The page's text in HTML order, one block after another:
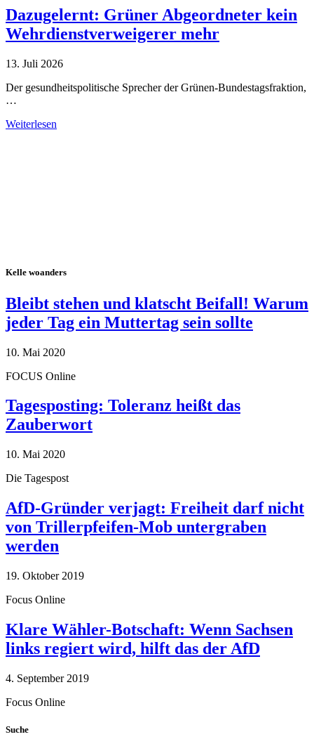
Dazugelernt: Grüner Abgeordneter kein
Wehrdienstverweigerer mehr
13. Juli 2026
Der gesundheitspolitische Sprecher der Grünen-Bundestagsfraktion,
…
Weiterlesen
Kelle woanders
Bleibt stehen und klatscht Beifall! Warum
jeder Tag ein Muttertag sein sollte
10. Mai 2020
FOCUS Online
Tagesposting: Toleranz heißt das
Zauberwort
10. Mai 2020
Die Tagespost
AfD-Gründer verjagt: Freiheit darf nicht
von Trillerpfeifen-Mob untergraben
werden
19. Oktober 2019
Focus Online
Klare Wähler-Botschaft: Wenn Sachsen
links regiert wird, hilft das der AfD
4. September 2019
Focus Online
Suche